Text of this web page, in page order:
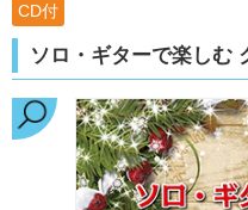
CD付
ソロ・ギターで楽しむ